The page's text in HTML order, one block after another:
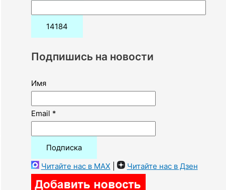
:
Подпишись на новости
Имя
Email *
Читайте нас в MAX Читайте нас в Дзен